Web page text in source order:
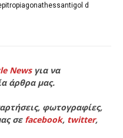
d
Newsγια να
άρθρα μας.
φωτογραφίες,
σε facebook, twitter,